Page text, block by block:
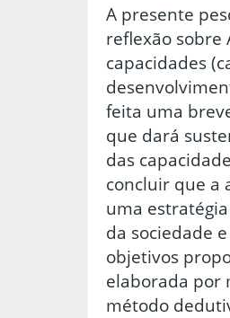
A presente
reflexão sobre
capacidades
feita uma
que dará
das
concluir que a
uma
da sociedade
objetivos
elaborada por
método